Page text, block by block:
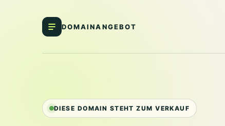
DOMAINANGEBOT
DIESE DOMAIN STEHT ZUM VERKAUF